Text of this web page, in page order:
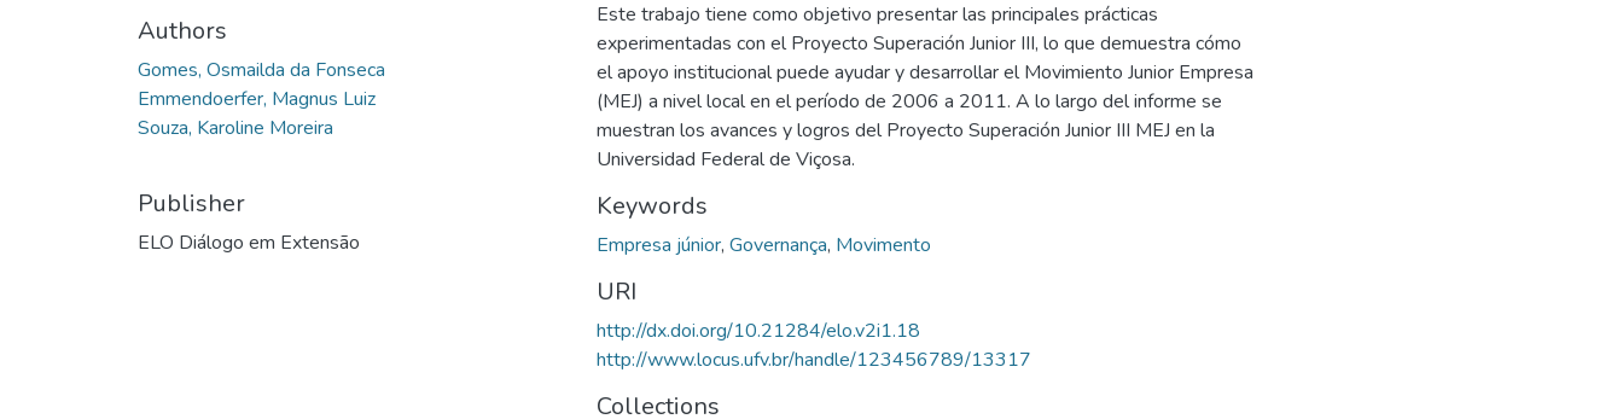
Authors
Gomes, Osmailda da Fonseca
Emmendoerfer, Magnus Luiz
Souza, Karoline Moreira
Publisher
ELO Diálogo em Extensão
Este trabajo tiene como objetivo presentar las principales prácticas
experimentadas con el Proyecto Superación Junior III, lo que demuestra cómo
el apoyo institucional puede ayudar y desarrollar el Movimiento Junior Empresa
(MEJ) a nivel local en el período de 2006 a 2011. A lo largo del informe se
muestran los avances y logros del Proyecto Superación Junior III MEJ en la
Universidad Federal de Viçosa.
Keywords
Empresa júnior, Governança, Movimento
URI
http://dx.doi.org/10.21284/elo.v2i1.18
http://www.locus.ufv.br/handle/123456789/13317
Collections